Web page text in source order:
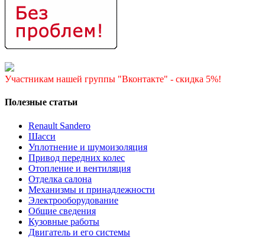
Участникам нашей группы "Вконтакте" - скидка 5%!
Полезные статьи
Renault Sandero
Шасси
Уплотнение и шумоизоляция
Привод передних колес
Отопление и вентиляция
Отделка салона
Механизмы и принадлежности
Электрооборудование
Общие сведения
Кузовные работы
Двигатель и его системы